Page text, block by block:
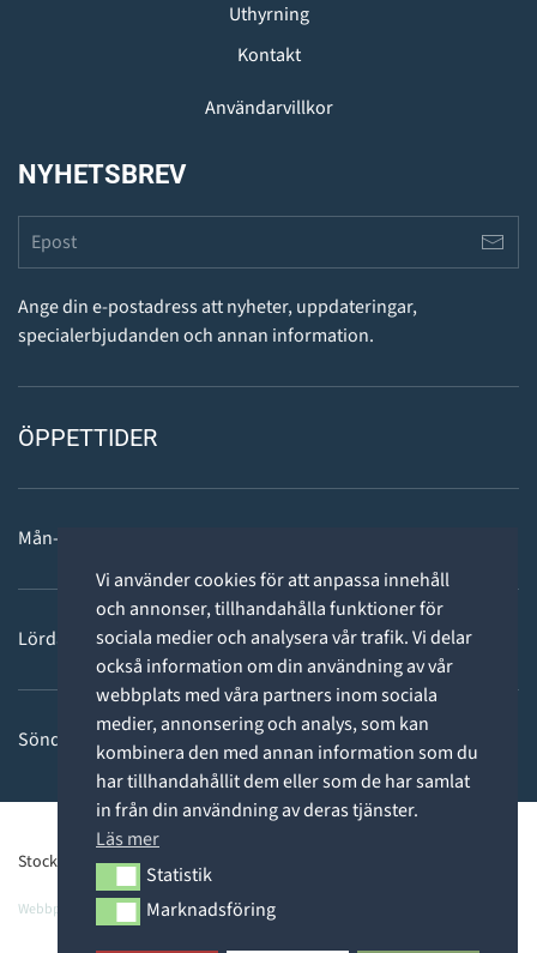
Vi använder cookies för att anpassa innehåll
och annonser, tillhandahålla funktioner för
sociala medier och analysera vår trafik. Vi delar
också information om din användning av vår
webbplats med våra partners inom sociala
medier, annonsering och analys, som kan
kombinera den med annan information som du
har tillhandahållit dem eller som de har samlat
in från din användning av deras tjänster.
Läs mer
Statistik
Statistik
Marknadsföring
Marknadsföring
Uthyrning
Kontakt
Användarvillkor
NYHETSBREV
Ange din e-postadress att nyheter, uppdateringar,
specialerbjudanden och annan information.
ÖPPETTIDER
Mån-fre: 11 - 18
Lördag: 11-15
Söndag: STÄNGT
Stockholms Dykcenter ©2026 -
Webbpartner Webbproffs.se